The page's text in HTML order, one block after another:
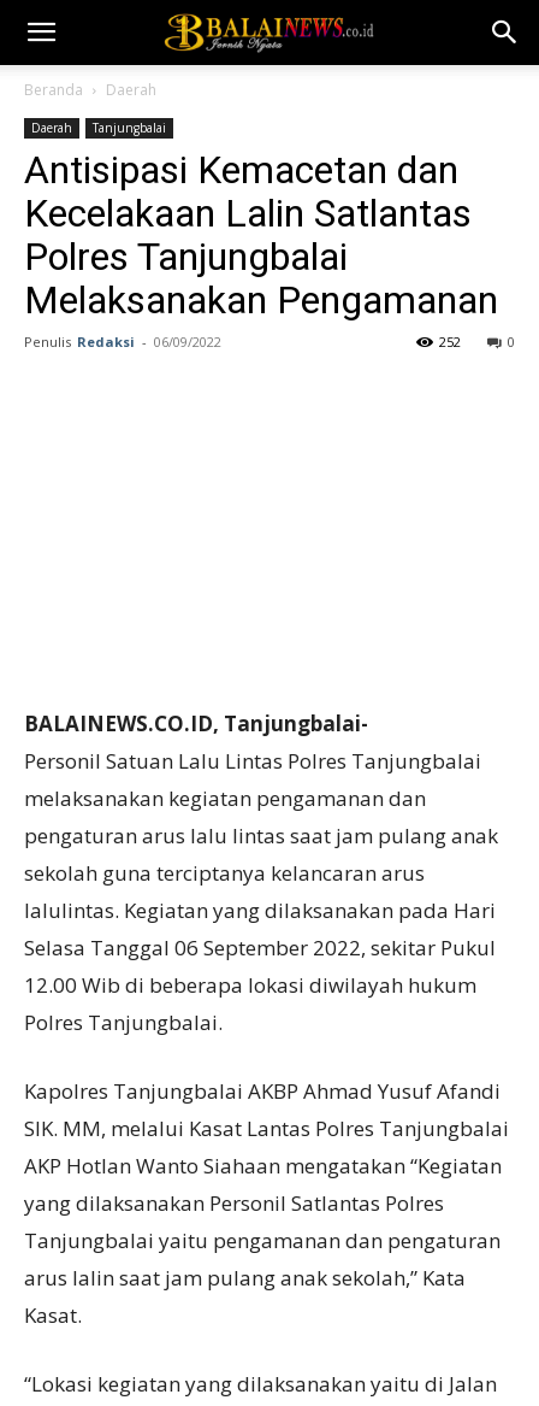
Beranda Daerah
Daerah Tanjungbalai
Antisipasi Kemacetan dan
Kecelakaan Lalin Satlantas
Polres Tanjungbalai
Melaksanakan Pengamanan
Penulis Redaksi - 06/09/2022 0
252
BALAINEWS.CO.ID, Tanjungbalai-
Personil Satuan Lalu Lintas Polres Tanjungbalai
melaksanakan kegiatan pengamanan dan
pengaturan arus lalu lintas saat jam pulang anak
sekolah guna terciptanya kelancaran arus
lalulintas. Kegiatan yang dilaksanakan pada Hari
Selasa Tanggal 06 September 2022, sekitar Pukul
12.00 Wib di beberapa lokasi diwilayah hukum
Polres Tanjungbalai.
Kapolres Tanjungbalai AKBP Ahmad Yusuf Afandi
SIK. MM, melalui Kasat Lantas Polres Tanjungbalai
AKP Hotlan Wanto Siahaan mengatakan “Kegiatan
yang dilaksanakan Personil Satlantas Polres
Tanjungbalai yaitu pengamanan dan pengaturan
arus lalin saat jam pulang anak sekolah,” Kata
Kasat.
“Lokasi kegiatan yang dilaksanakan yaitu di Jalan